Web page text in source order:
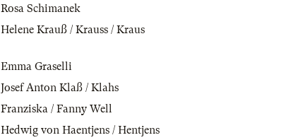
Rosa Schimanek
Helene Krauß / Krauss / Kraus
Emma Graselli
Josef Anton Klaß / Klahs
Franziska / Fanny Well
Hedwig von Haentjens / Hentjens